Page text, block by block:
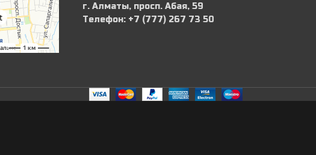
г. Алматы, просп. Абая, 59
Телефон: ‪+7 (777) 267 73 50